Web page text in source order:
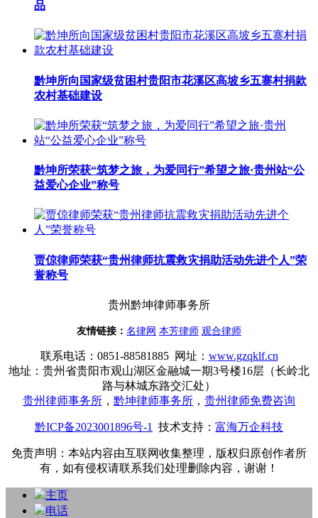
品
黔坤所向国家级贫困村贵阳市花溪区高坡乡五寨村捐款
农村基础建设
黔坤所荣获“筑梦之旅，为爱同行”希望之旅·贵州站“公
益爱心企业”称号
贾倞律师荣获“贵州律师抗震救灾捐助活动先进个人”荣
誉称号
贵州黔坤律师事务所
友情链接： 名律网 本芳律师 观合律师
联系电话： 0851-88581885 网址： www.gzqklf.cn
地址：贵州省贵阳市观山湖区金融城一期3号楼16层（长岭北
路与林城东路交汇处）
贵州律师事务所 ， 黔坤律师事务所 ， 贵州律师免费咨询
黔ICP备2023001896号-1 技术支持： 富海万企科技
免责声明：本站内容由互联网收集整理，版权归原创作者所
有，如有侵权请联系我们处理删除内容，谢谢！
主页
电话